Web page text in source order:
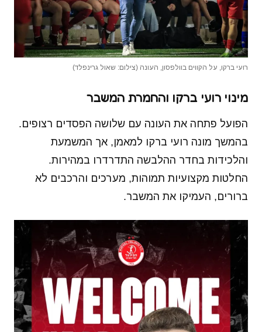
רועי ברקו, על הקווים בוולפסון, העונה (צילום: שאול גרינפלד)
מינוי רועי ברקו והחמרת המשבר
הפועל פתחה את העונה עם שלושה הפסדים רצופים.
בהמשך מונה רועי ברקו למאמן, אך המשמעת
והלכידות בחדר ההלבשה התדרדרו במהירות.
החלטות מקצועיות תמוהות, מערכים והרכבים לא
ברורים, העמיקו את המשבר.